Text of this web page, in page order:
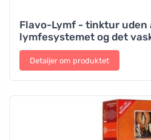
Flavo-Lymf - tinktur uden
lymfesystemet og det
Detaljer om produktet